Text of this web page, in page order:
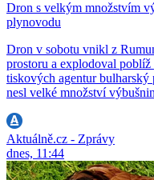
Dron s velkým množstvím
plynovodu
Dron v sobotu vnikl z
prostoru a explodoval
tiskových agentur bulharský
nesl velké množství
Aktuálně.cz - Zprávy
dnes, 11:44